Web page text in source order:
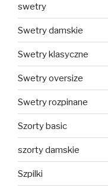
swetry
Swetry damskie
Swetry klasyczne
Swetry oversize
Swetry rozpinane
Szorty basic
szorty damskie
Szpilki